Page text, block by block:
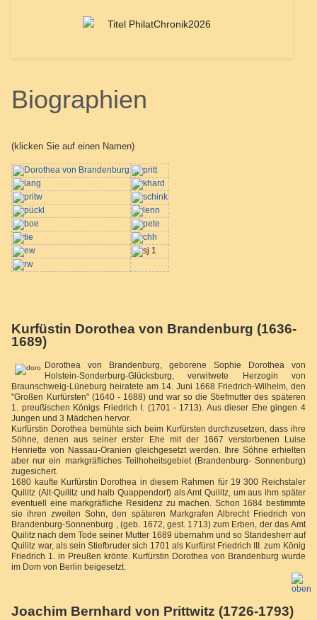
Biographien
(klicken Sie auf einen Namen)
Kurfüstin Dorothea von Brandenburg (1636-
1689)
Dorothea von Brandenburg, geborene Sophie Dorothea von
Holstein-Sonderburg-Glücksburg, verwitwete Herzogin von
Braunschweig-Lüneburg heiratete am 14. Juni 1668 Friedrich-Wilhelm, den
"Großen Kurfürsten" (1640 - 1688) und war so die Stiefmutter des späteren
1. preußischen Königs Friedrich I. (1701 - 1713). Aus dieser Ehe gingen 4
Jungen und 3 Mädchen hervor.
Kurfürstin Dorothea bemühte sich beim Kurfürsten durchzusetzen, dass ihre
Söhne, denen aus seiner erster Ehe mit der 1667 verstorbenen Luise
Henriette von Nassau-Oranien gleichgesetzt werden. Ihre Söhne erhielten
aber nur ein markgräfliches Teilhoheitsgebiet (Brandenburg- Sonnenburg)
zugesichert.
1680 kaufte Kurfürstin Dorothea in diesem Rahmen für 19 300 Reichstaler
Quilitz (Alt-Quilitz und halb Quappendorf) als Amt Quilitz, um aus ihm später
eventuell eine markgräfliche Residenz zu machen. Schon 1684 bestimmte
sie ihren zweiten Sohn, den späteren Markgrafen Albrecht Friedrich von
Brandenburg-Sonnenburg , (geb. 1672, gest. 1713) zum Erben, der das Amt
Quilitz nach dem Tode seiner Mutter 1689 übernahm und so Standesherr auf
Quilitz war, als sein Stiefbruder sich 1701 als Kurfürst Friedrich III. zum König
Friedrich 1. in Preußen krönte. Kurfürstin Dorothea von Brandenburg wurde
im Dom von Berlin beigesetzt.
Joachim Bernhard von Prittwitz (1726-1793)